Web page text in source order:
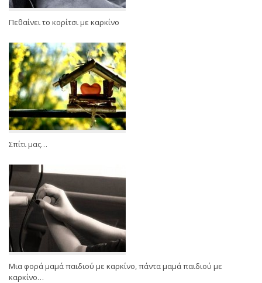
Πεθαίνει το κορίτσι με καρκίνο
Σπίτι μας…
Μια φορά μαμά παιδιού με καρκίνο, πάντα μαμά παιδιού με
καρκίνο…